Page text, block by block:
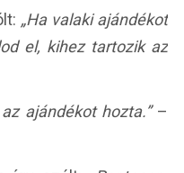
„Ha valaki ajándékot
el, kihez tartozik az
ajándékot hozta.”–